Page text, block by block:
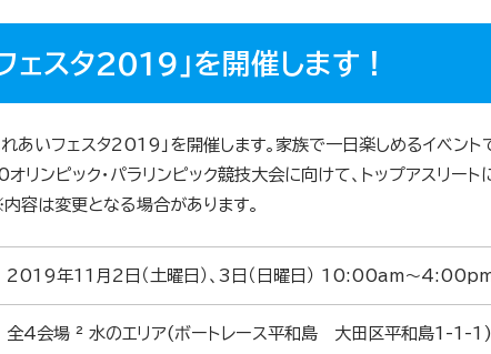
ェスタ2019」を開催します！
あいフェスタ2019」を開催します。家族で一日楽しめるイベン
ンピック・パラリンピック競技大会に向けて、トップアスリート
容は変更となる場合があります。
2019年11月2日（土曜日）、3日（日曜日） 10:00am～
全4会場 ² 水のエリア(ボートレース平和島 大田区平和島1-1-1)